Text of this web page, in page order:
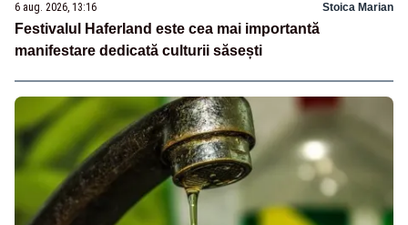
6 aug. 2026, 13:16 Stoica Marian
Festivalul Haferland este cea mai importantă
manifestare dedicată culturii săsești